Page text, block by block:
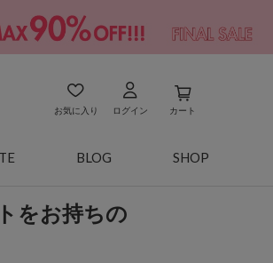
お気に入り ログイン カート
BLOG SHOP
をお持ちの